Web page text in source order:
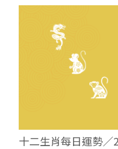
十二生肖每日運勢／